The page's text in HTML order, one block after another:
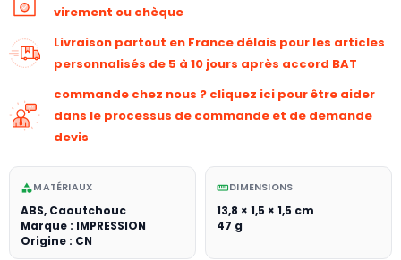
virement ou chèque
Livraison partout en France délais pour les articles
personnalisés de 5 à 10 jours après accord BAT
commande chez nous ? cliquez ici pour être aider
dans le processus de commande et de demande
devis
categoryMATÉRIAUX
ABS, Caoutchouc
Marque : IMPRESSION
Origine : CN
straightenDIMENSIONS
13,8 × 1,5 × 1,5 cm
47 g